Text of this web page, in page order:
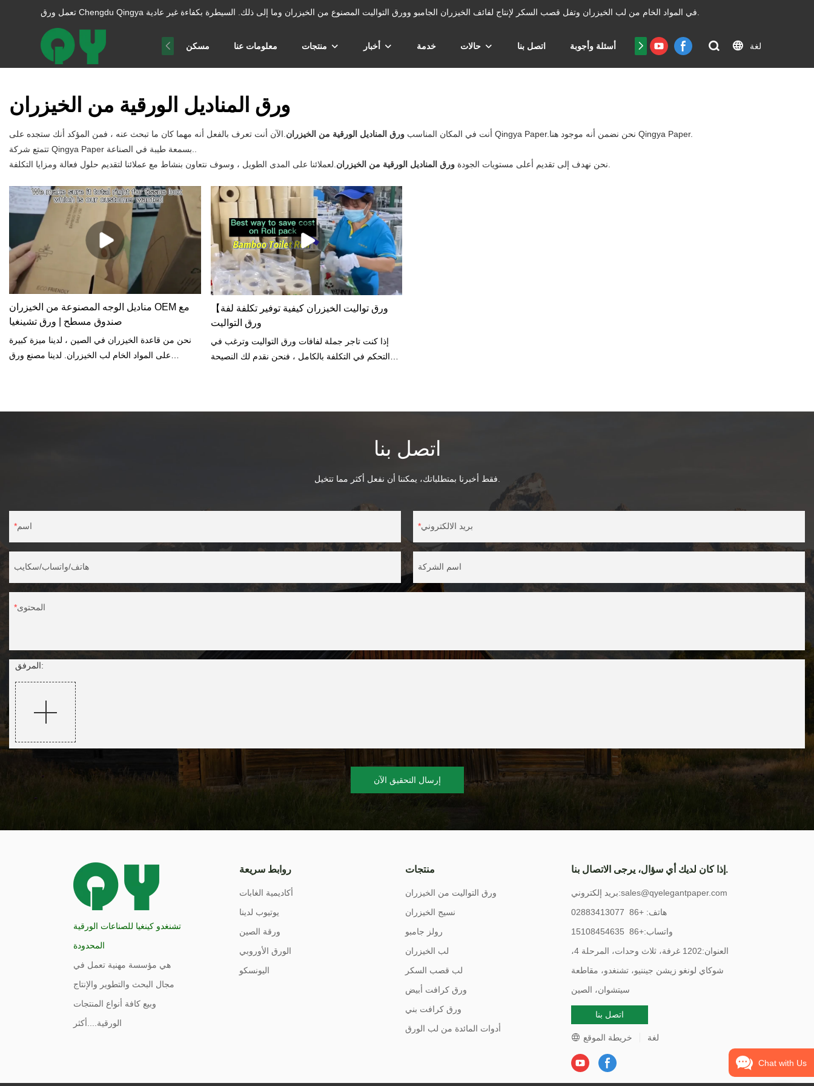
تعمل ورق Chengdu Qingya في المواد الخام من لب الخيزران وتفل قصب السكر لإنتاج لفائف الخيزران الجامبو وورق التواليت المصنوع من الخيزران وما إلى ذلك.
مسكن معلومات عنا منتجات أخبار خدمة حالات اتصل بنا أسئلة وأجوبة شهادة لغة
ورق المناديل الورقية من الخيزران
أنت في المكان المناسب ورق المناديل الورقية من الخيزران
.الآن أنت تعرف بالفعل أنه مهما كان ما تبحث عنه ، فمن المؤكد أنك ستجده على Qingya Paper.نحن نضمن أنه موجود هنا Qingya Paper.
تتمتع شركة Qingya Paper بسمعة طيبة في الصناعة..
نحن نهدف إلى تقديم أعلى مستويات الجودة ورق المناديل الورقية من الخيزران .لعملائنا على المدى الطويل ، وسوف نتعاون بنشاط مع عملائنا لتقديم حلول فعالة ومزايا التكلفة.
مناديل الوجه المصنوعة من الخيزران OEM مع
صندوق مسطح | ورق تشينغيا
نحن من قاعدة الخيزران في الصين ، لدينا ميزة كبيرة
على المواد الخام لب الخيزران. لدينا مصنع ورق
【ورق تواليت الخيزران كيفية توفير تكلفة لفة
ورق التواليت
إذا كنت تاجر جملة لفافات ورق التواليت وترغب في
التحكم في التكلفة بالكامل ، فنحن نقدم لك النصيحة
اتصل بنا
فقط أخبرنا بمتطلباتك، يمكننا أن نفعل أكثر مما تتخيل.
اسم بريد الالكتروني
هاتف/واتساب/سكايب اسم الشركة
المحتوى
المرفق:
إرسال التحقيق الآن
تشنغدو كينغيا للصناعات الورقية
المحدودة
هي مؤسسة مهنية تعمل في
مجال البحث والتطوير والإنتاج
وبيع كافة أنواع المنتجات
الورقية....أكثر
روابط سريعة
أكاديمية الغابات
يوتيوب لدينا
ورقة الصين
الورق الأوروبي
اليونسكو
منتجات
ورق التواليت من الخيزران
نسيج الخيزران
رولز جامبو
لب الخيزران
لب قصب السكر
ورق كرافت أبيض
ورق كرافت بني
أدوات المائدة من لب الورق
إذا كان لديك أي سؤال، يرجى الاتصال بنا.
بريد إلكتروني:sales@qyelegantpaper.com
هاتف: +86 02883413077
واتساب:+86 15108454635
العنوان:1202 غرفة، ثلاث وحدات، المرحلة 4،
شوكاي لونغو زيشن جيننيو، تشنغدو، مقاطعة
سيتشوان، الصين
اتصل بنا
لغة خريطة الموقع
Chat with Us